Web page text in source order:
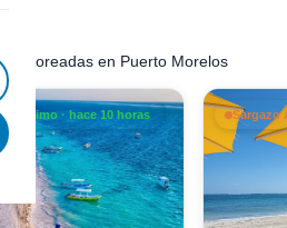
en Puerto Morelos
Mínimo · hace 10 horas Sargazo